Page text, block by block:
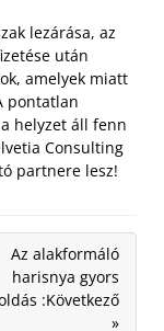
lezárása, az
után
amelyek miatt
pontatlan
helyzet áll fenn
Consulting
partnere lesz!
Az alakformáló
harisnya gyors
:Következő
»